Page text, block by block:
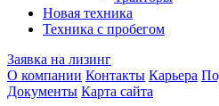
Новая техника
Техника с пробегом
Заявка на лизинг
О компании Контакты Карьера
Документы Карта сайта